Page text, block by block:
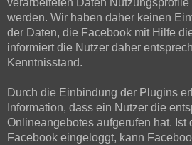
werden. Wir haben daher keinen
der Daten, die Facebook mit Hilfe
informiert die Nutzer daher
Kenntnisstand.
Durch die Einbindung der Plugins
Information, dass ein Nutzer die
Onlineangebotes aufgerufen hat. Ist
Facebook eingeloggt, kann